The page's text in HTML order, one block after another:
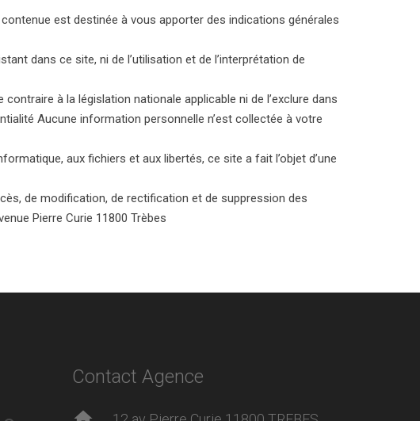
est destinée à vous apporter des indications générales
dans ce site, ni de l’utilisation et de l’interprétation de
à la législation nationale applicable ni de l’exclure dans
Aucune information personnelle n’est collectée à votre
aux fichiers et aux libertés, ce site a fait l’objet d’une
de modification, de rectification et de suppression des
Pierre Curie 11800 Trèbes
Contact Agence